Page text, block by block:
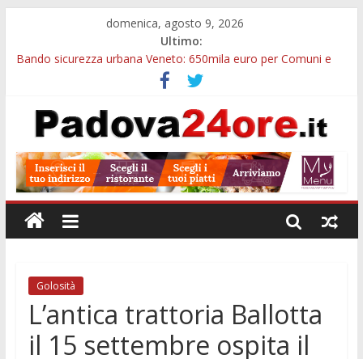
domenica, agosto 9, 2026
Ultimo:
Bando sicurezza urbana Veneto: 650mila euro per Comuni e
Restauro 2026, chiuse le domande: 2,5 milioni per formare
nuove competenze in Veneto
Calici di Stelle Arzergrande: astronomia, musica e sapori al
Notizie di Padova alle ore 10: censimento a Monselice, arresto
antidroga e siccità
Notizie di Padova alle ore 23: maltrattamenti, arresto a
Limena e progetto Cool Shop
Golosità
L’antica trattoria Ballotta
il 15 settembre ospita il